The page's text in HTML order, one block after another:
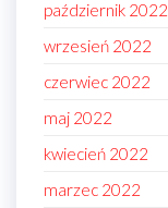
październik 2022
wrzesień 2022
czerwiec 2022
maj 2022
kwiecień 2022
marzec 2022